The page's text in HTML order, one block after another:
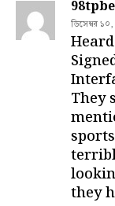
ডিসেম্বর
They
they